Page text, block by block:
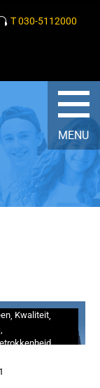
T 030-5112000
Kwaliteit